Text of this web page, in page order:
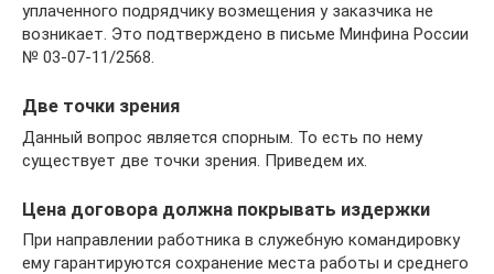
уплаченного подрядчику возмещения у заказчика не
возникает. Это подтверждено в письме Минфина России
№ 03-07-11/2568.
Две точки зрения
Данный вопрос является спорным. То есть по нему
существует две точки зрения. Приведем их.
Цена договора должна покрывать издержки
При направлении работника в служебную командировку
ему гарантируются сохранение места работы и среднего